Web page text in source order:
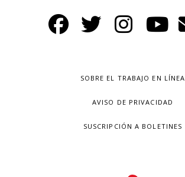
SOBRE EL TRABAJO EN LÍNEA
AVISO DE PRIVACIDAD
SUSCRIPCIÓN A BOLETINES